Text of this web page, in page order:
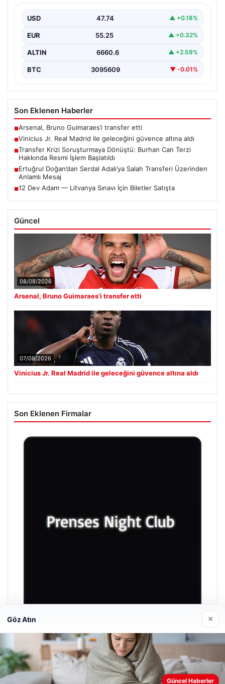
Vinicius Junior için beklenen karar açıklandı. Real
Madrid,…
USD 47.74 ▲ +0.18%
EUR 55.25 ▲ +0.32%
ALTIN 6660.6 ▲ +2.59%
BTC 3095609 ▼ -0.01%
Son Eklenen Haberler
■Arsenal, Bruno Guimaraes’i transfer etti
■Vinicius Jr. Real Madrid ile geleceğini güvence altına aldı
■Transfer Krizi Soruşturmaya Dönüştü: Burhan Can Terzi
Hakkında Resmi İşlem Başlatıldı
■Ertuğrul Doğan’dan Serdal Adalı’ya Salah Transferi Üzerinden
Anlamlı Mesaj
■12 Dev Adam — Litvanya Sınavı İçin Biletler Satışta
Güncel
08/08/2026
Arsenal, Bruno Guimaraes’i transfer etti
07/08/2026
Vinicius Jr. Real Madrid ile geleceğini güvence altına aldı
Son Eklenen Firmalar
Prenses Night Club
29/04/2026
Göz Atın ×
Güncel Haberler